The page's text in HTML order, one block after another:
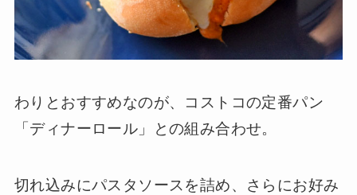
わりとおすすめなのが、コストコの定番パン
「ディナーロール」との組み合わせ。
切れ込みにパスタソースを詰め、さらにお好み